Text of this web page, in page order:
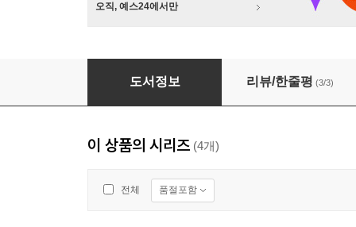
오직, 예스24에서만
얼간이 봉봉 DIY하우스 3
도서정보 리뷰/한줄평 (3/3)
이 상품의 시리즈 (4개)
전체 품절포함